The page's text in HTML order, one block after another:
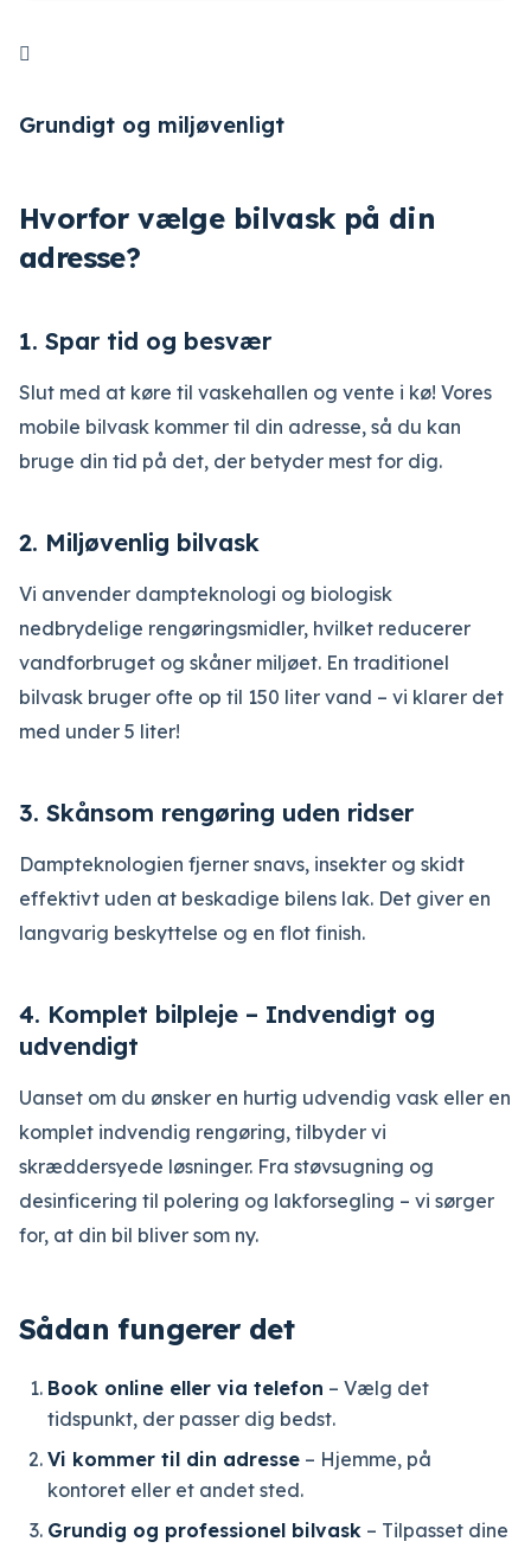

Grundigt og miljøvenligt
Hvorfor vælge bilvask på din
adresse?
1. Spar tid og besvær
Slut med at køre til vaskehallen og vente i kø! Vores
mobile bilvask kommer til din adresse, så du kan
bruge din tid på det, der betyder mest for dig.
2. Miljøvenlig bilvask
Vi anvender dampteknologi og biologisk
nedbrydelige rengøringsmidler, hvilket reducerer
vandforbruget og skåner miljøet. En traditionel
bilvask bruger ofte op til 150 liter vand – vi klarer det
med under 5 liter!
3. Skånsom rengøring uden ridser
Dampteknologien fjerner snavs, insekter og skidt
effektivt uden at beskadige bilens lak. Det giver en
langvarig beskyttelse og en flot finish.
4. Komplet bilpleje – Indvendigt og
udvendigt
Uanset om du ønsker en hurtig udvendig vask eller en
komplet indvendig rengøring, tilbyder vi
skræddersyede løsninger. Fra støvsugning og
desinficering til polering og lakforsegling – vi sørger
for, at din bil bliver som ny.
Sådan fungerer det
Book online eller via telefon – Vælg det
tidspunkt, der passer dig bedst.
Vi kommer til din adresse – Hjemme, på
kontoret eller et andet sted.
Grundig og professionel bilvask – Tilpasset dine